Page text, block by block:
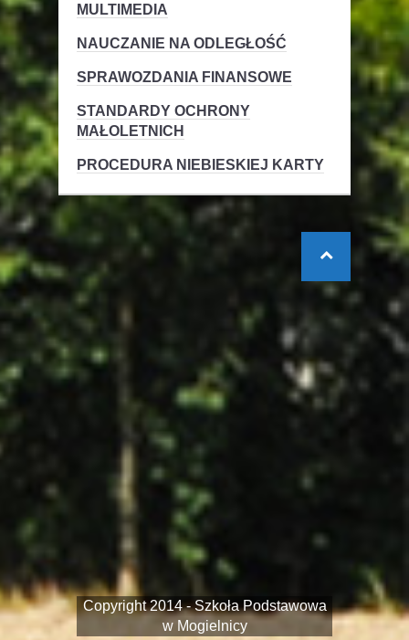
MULTIMEDIA
NAUCZANIE NA ODLEGŁOŚĆ
SPRAWOZDANIA FINANSOWE
STANDARDY OCHRONY
MAŁOLETNICH
PROCEDURA NIEBIESKIEJ KARTY
Copyright 2014 - Szkoła Podstawowa
w Mogielnicy